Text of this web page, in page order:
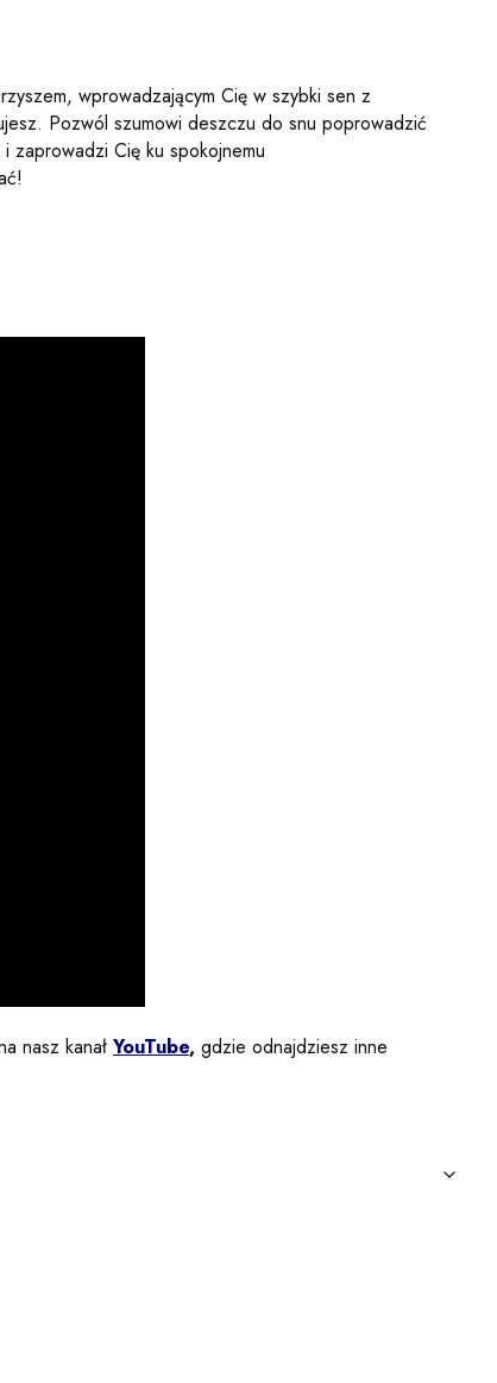
wprowadzającym Cię w szybki sen z
Pozwól szumowi deszczu do snu poprowadzić
zaprowadzi Cię ku spokojnemu
nasz kanał YouTube, gdzie odnajdziesz inne